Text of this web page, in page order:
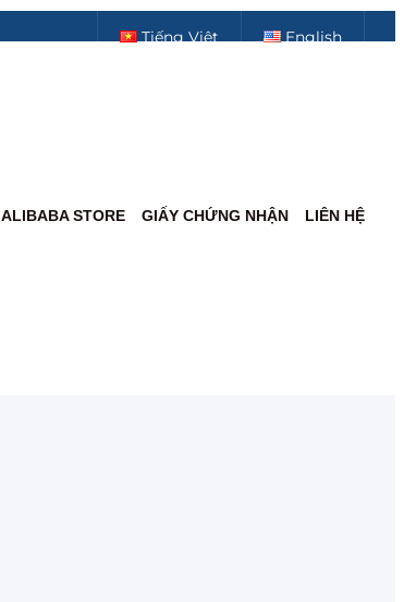
Tiếng Việt English
ALIBABA STORE GIẤY CHỨNG NHẬN LIÊN HỆ